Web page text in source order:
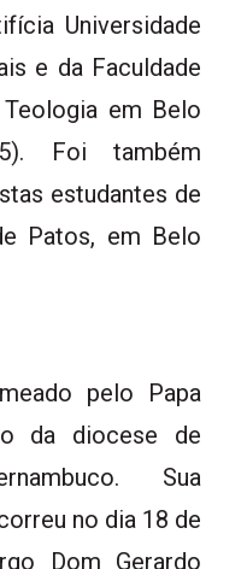
Universidade
e da Faculdade
em Belo
Foi também
estudantes de
Patos, em Belo
pelo Papa
da diocese de
Sua
no dia 18 de
Dom Gerardo